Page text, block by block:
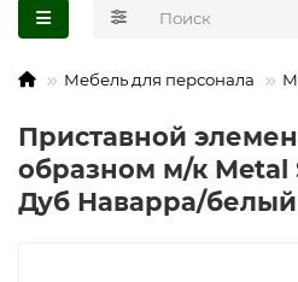
Мебель для персонала
Приставной
образном м/к
Дуб Наварра/белый